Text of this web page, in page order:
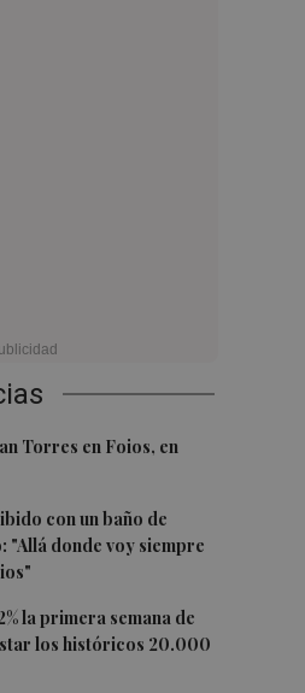
Torres en Foios, en
con un baño de
"Allá donde voy siempre
la primera semana de
los históricos 20.000